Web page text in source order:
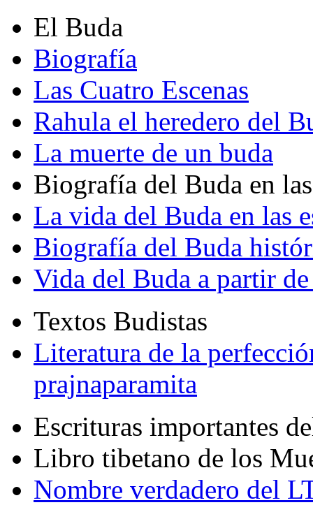
El Buda
Biografía
Las Cuatro Escenas
Rahula el heredero del
La muerte de un buda
Biografía del Buda en
La vida del Buda en las
Biografía del Buda
Vida del Buda a partir de
Textos Budistas
Literatura de la
prajnaparamita
Escrituras importantes
Libro tibetano de los
Nombre verdadero del